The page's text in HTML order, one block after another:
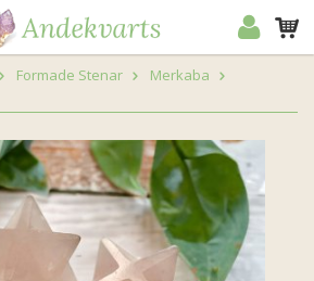
Formade Stenar
Merkaba